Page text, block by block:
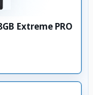
Extreme PRO